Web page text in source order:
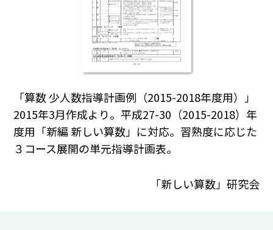
「算数 少人数指導計画例（2015-2018年度用）」
2015年3月作成より。平成27-30（2015-2018）年
度用「新編 新しい算数」に対応。習熟度に応じた
３コース展開の単元指導計画表。
「新しい算数」研究会